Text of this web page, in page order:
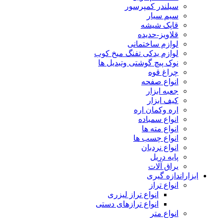
سیلندر کمپرسور
سیم سیار
قاپک شیشه
قلاویز-حدیده
لوازم ساختمانی
لوازم یدکی تفنگ میخ کوب
نوک پیچ گوشتی وتبدیل ها
چراغ قوه
انواع صفحه
جعبه ابزار
کیف ابزار
اره وکمان اره
انواع سمباده
انواع مته ها
انواع چسب ها
انواع نردبان
پایه دریل
یراق آلات
ابزاراندازه گیری
انواع تراز
انواع تراز لیزری
انواع ترازهای دستی
انواع متر